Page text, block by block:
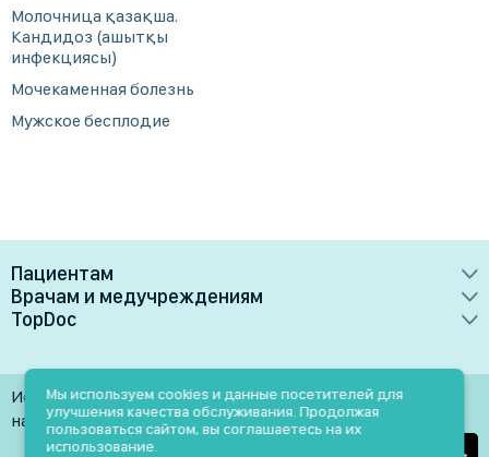
Молочница қазақша.
Кандидоз (ашытқы
инфекциясы)
Мочекаменная болезнь
Мужское бесплодие
Пациентам
Врачи
Клиники
Лаборатории
Услуги
Врачам и медучреждениям
Преимущества
Медучреждениям
Врачам
TopDoc
Контакты
Помощь
Использование материалов разрешено только при
наличии активной ссылки на источник
Мы используем cookies и данные посетителей для
улучшения качества обслуживания. Продолжая
пользоваться сайтом, вы соглашаетесь на их
использование.